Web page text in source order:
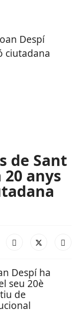
de Sant
20 anys
Despí ha
seu 20è
de